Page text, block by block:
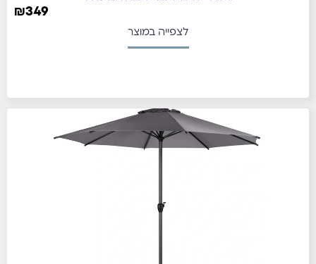
₪349
לצפייה במוצר